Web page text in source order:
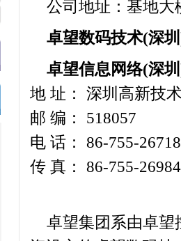
公司地址：基地大
卓望数码技术(深
卓望信息网络(深
地 址： 深圳高新技
邮 编： 518057
电 话： 86-755-
传 真： 86-755-
卓望集团系由卓望